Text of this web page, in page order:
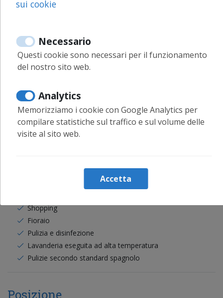
Stendino
Ferro da stiro
Tavola da stiro
Grucce
Leggi di più
Le prenotazioni di lunga durata sono ben accette
Shopping
Fioraio
Pulizia e disinfezione
Lavanderia eseguita ad alta temperatura
Pulizie secondo standard spagnolo
Posizione
sui cookie
Necessario
Questi cookie sono necessari per il funzionamento
del nostro sito web.
Analytics
Memorizziamo i cookie con Google Analytics per
compilare statistiche sul traffico e sul volume delle
visite al sito web.
Accetta